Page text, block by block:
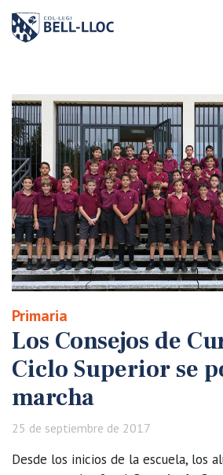
Bell-lloc
Educativo
educativas
Escolares
Bell-lloc
Primaria
Los Consejos de
Ciclo Superior se
marcha
25 de septiembre de 2017
Desde los inicios de la escuela, los